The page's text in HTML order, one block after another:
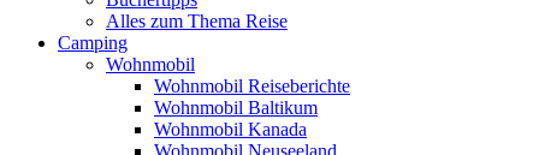
Alles zum Thema Reise
Camping
Wohnmobil
Wohnmobil Reiseberichte
Wohnmobil Baltikum
Wohnmobil Kanada
Wohnmobil Neuseeland